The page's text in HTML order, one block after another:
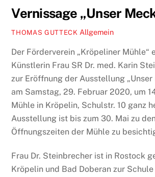
Vernissage „Unser
THOMAS GUTTECK Allgemein
Der Förderverein „Kröpeliner Mühle“
Künstlerin Frau SR Dr. med. Karin
zur Eröffnung der Ausstellung
am Samstag, 29. Februar 2020, um
Mühle in Kröpelin, Schulstr. 10 ganz
Ausstellung ist bis zum 30. Mai zu
Öffnungszeiten der Mühle zu
Frau Dr. Steinbrecher ist in Rostock
Kröpelin und Bad Doberan zur